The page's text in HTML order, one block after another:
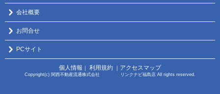
会社概要
お問合せ
PCサイト
個人情報 ｜ 利用規約 ｜ アクセスマップ
Copyright(c) 関西不動産流通株式会社 リンクナビ福島店 All rights reserved.